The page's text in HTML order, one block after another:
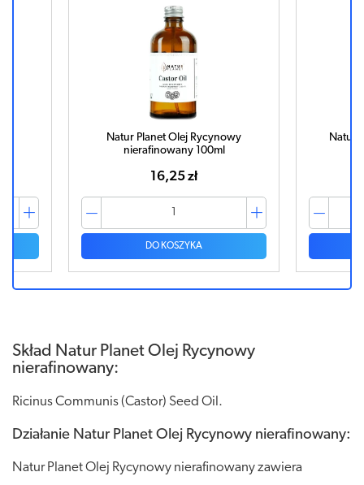
Natur Planet Olej Rycynowy
nierafinowany 100ml
16,25 zł
DO KOSZYKA
Natur
Skład Natur Planet Olej Rycynowy
nierafinowany:
Ricinus Communis (Castor) Seed Oil.
Działanie Natur Planet Olej Rycynowy nierafinowany:
Natur Planet Olej Rycynowy nierafinowany zawiera